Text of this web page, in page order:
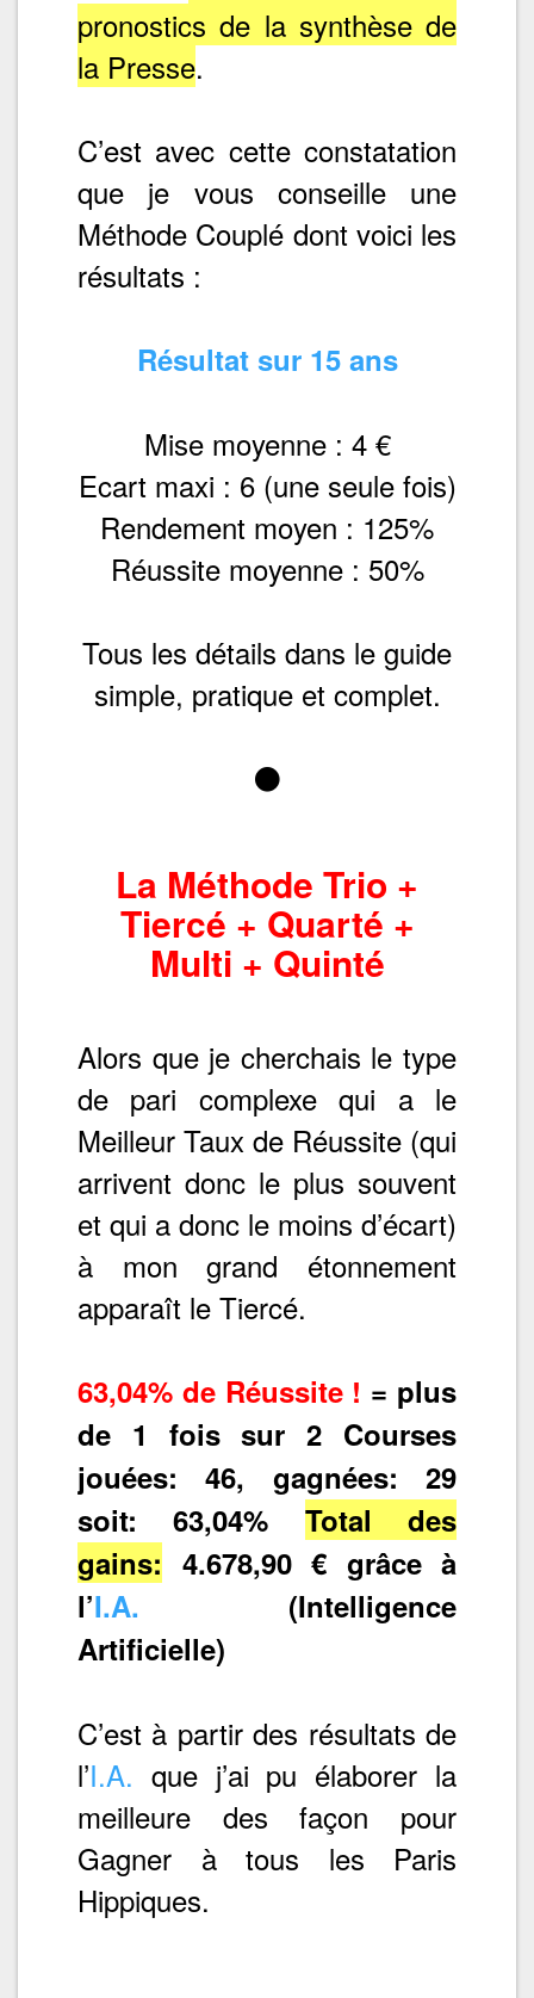
pronostics de la synthèse de
la Presse.
C’est avec cette constatation
que je vous conseille une
Méthode Couplé dont voici les
résultats :
Résultat sur 15 ans
Mise moyenne : 4 €
Ecart maxi : 6 (une seule fois)
Rendement moyen : 125%
Réussite moyenne : 50%
Tous les détails dans le guide
simple, pratique et complet.
La Méthode Trio +
Tiercé + Quarté +
Multi + Quinté
Alors que je cherchais le type
de pari complexe qui a le
Meilleur Taux de Réussite (qui
arrivent donc le plus souvent
et qui a donc le moins d’écart)
à mon grand étonnement
apparaît le Tiercé.
63,04% de Réussite ! = plus
de 1 fois sur 2 Courses
jouées: 46, gagnées: 29
soit: 63,04% Total des
gains: 4.678,90 € grâce à
l’I.A. (Intelligence
Artificielle)
C’est à partir des résultats de
l’I.A. que j’ai pu élaborer la
meilleure des façon pour
Gagner à tous les Paris
Hippiques.